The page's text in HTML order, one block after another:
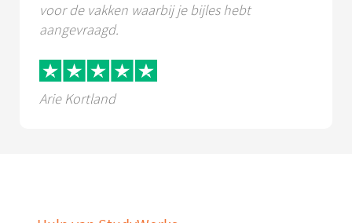
voor de vakken waarbij je bijles hebt
aangevraagd.
Arie Kortland